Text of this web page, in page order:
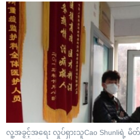
ကျော်
ကြည့်
ပင်မ
ညွန်း
စာမျက်နှာ
ကြည့်
အမေရိကန်သုံးအီဒီယံ
မကြေးမုံရဲ့ အင်္ဂလိပ်စာ
ရုပ်ရှင်ထဲက အင်္ဂလိပ်စာ
သုတပဒေသာ အင်္ဂလိပ်စာ
အပတ်စဉ်ကဏ္ဍများ
ရေဒီယို
တီဗွီ
ရေဒီယိုနှင့်ရုပ်သံ အချက်အလက်များ
ရေဒီယို/တီဗွီအစီအစဉ်
Learning English
ဗွီအိုအေ လူမှုကွန်ယက်များ
လူ့အခွင့်အရေး လှုပ်ရှားသူCao Shunliရဲ့ မိ